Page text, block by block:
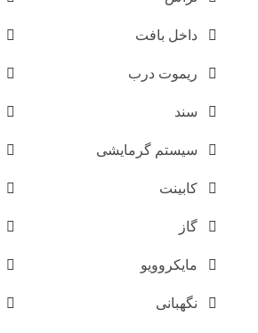
داخل بافت
ریموت درب
سند
سیستم گرمایشی
کابینت
گاز
مایکروویو
نگهبانی